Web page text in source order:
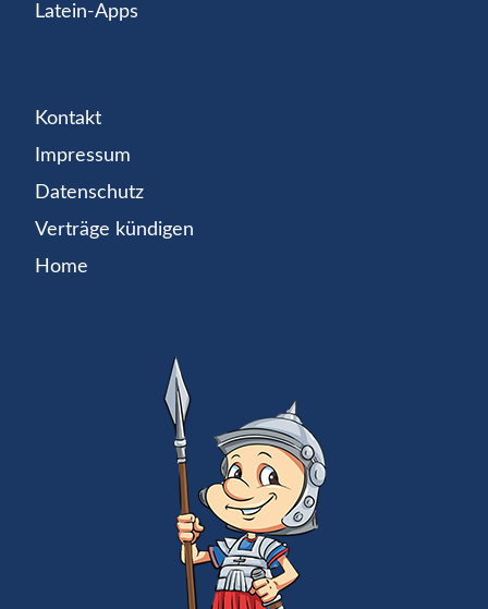
Latein-Apps
Kontakt
Impressum
Datenschutz
Verträge kündigen
Home